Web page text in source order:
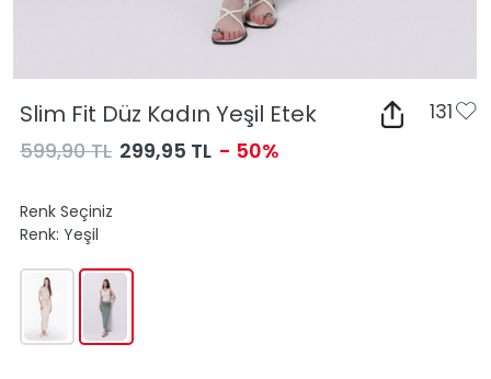
Slim Fit Düz Kadın Yeşil Etek 131
599,90 TL 299,95 TL - 50%
Renk Seçiniz
Renk: Yeşil